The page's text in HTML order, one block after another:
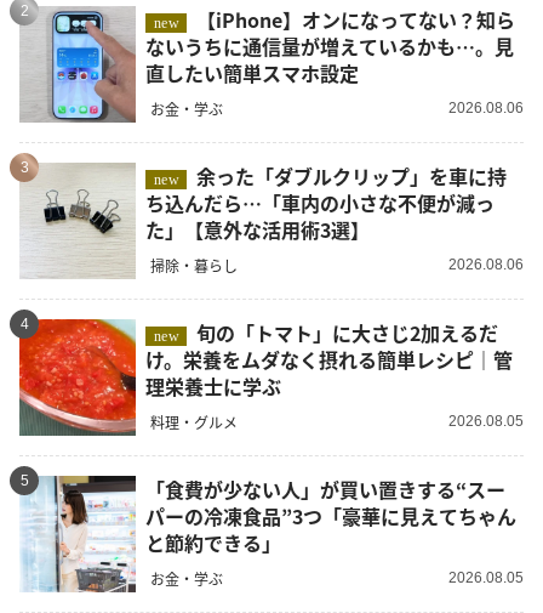
2
new
ないうちに通信量が増えているかも…。見
直したい簡単スマホ設定
お金・学ぶ 2026.08.06
3
new
余った「ダブルクリップ」を車に持
ち込んだら…「車内の小さな不便が減っ
た」【意外な活用術3選】
掃除・暮らし 2026.08.06
4
new
旬の「トマト」に大さじ2加えるだ
け。栄養をムダなく摂れる簡単レシピ｜管
理栄養士に学ぶ
料理・グルメ 2026.08.05
5
「食費が少ない人」が買い置きする“スー
パーの冷凍食品”3つ「豪華に見えてちゃん
と節約できる」
お金・学ぶ 2026.08.05